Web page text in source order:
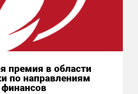
премия в области
по направлениям